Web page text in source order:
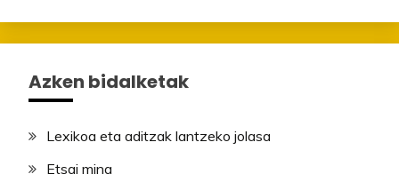
Azken bidalketak
Lexikoa eta aditzak lantzeko jolasa
Etsai mina